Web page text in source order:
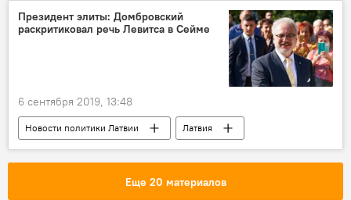
Су-27 самолет
Президент элиты: Домбровский
раскритиковал речь Левитса в Сейме
6 сентября 2019, 13:48
Новости политики Латвии
Латвия
Эгилс Левитс
Вячеслав Домбровский
Еще 20 материалов